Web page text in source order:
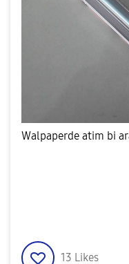
Walpaperde atim bi
13 Likes